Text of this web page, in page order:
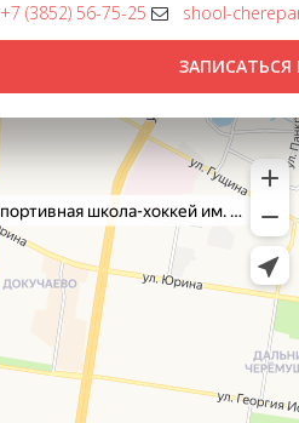
+7 (3852) 56-75-25 shool-